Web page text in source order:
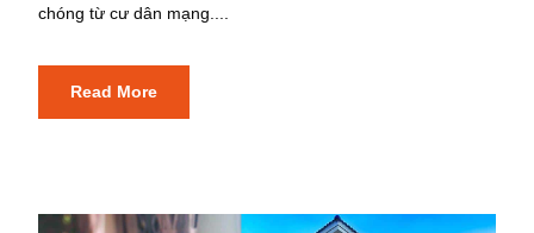
chóng từ cư dân mạng....
Read More